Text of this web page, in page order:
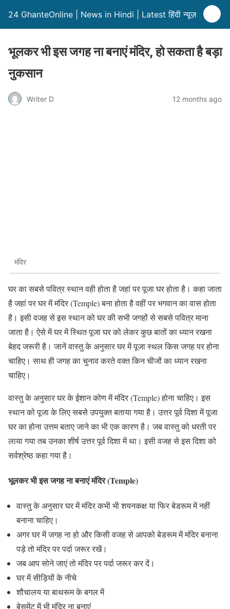
24 GhanteOnline | News in Hindi | Latest हिंदी न्यूज़
भूलकर भी इस जगह ना बनाएं मंदिर, हो सकता है बड़ा
नुकसान
Writer D 12 months ago
मंदिर
घर का सबसे पवित्र स्थान वही होता है जहां पर पूजा घर होता है। कहा जाता
है जहां पर घर में मंदिर (Temple) बना होता है वहीं पर भगवान का वास होता
है। इसी वजह से इस स्थान को घर की सभी जगहों से सबसे पवित्र माना
जाता है। ऐसे में घर में स्थित पूजा घर को लेकर कुछ बातों का ध्यान रखना
बेहद जरूरी है। जानें वास्तु के अनुसार घर में पूजा स्थल किस जगह पर होना
चाहिए। साथ ही जगह का चुनाव करते वक्त किन चीजों का ध्यान रखना
चाहिए।
वास्तु के अनुसार घर के ईशान कोण में मंदिर (Temple) होना चाहिए। इस
स्थान को पूजा के लिए सबसे उपयुक्त बताया गया है। उत्तर पूर्व दिशा में पूजा
घर का होना उत्तम बताए जाने का भी एक कारण है। जब वास्तु को धरती पर
लाया गया तब उनका शीर्ष उत्तर पूर्व दिशा में था। इसी वजह से इस दिशा को
सर्वश्रेष्ठ कहा गया है।
भूलकर भी इस जगह ना बनाएं मंदिर (Temple)
वास्तु के अनुसार घर में मंदिर कभी भी शयनकक्ष या फिर बेडरूम में नहीं
बनाना चाहिए।
अगर घर में जगह ना हो और किसी वजह से आपको बेडरूम में मंदिर बनाना
पड़े तो मंदिर पर पर्दा जरूर रखें।
जब आप सोने जाएं तो मंदिर पर पर्दा जरूर कर दें।
घर में सीड़ियों के नीचे
शौचालय या बाथरूम के बगल में
बेसमेंट में भी मंदिर ना बनाएं